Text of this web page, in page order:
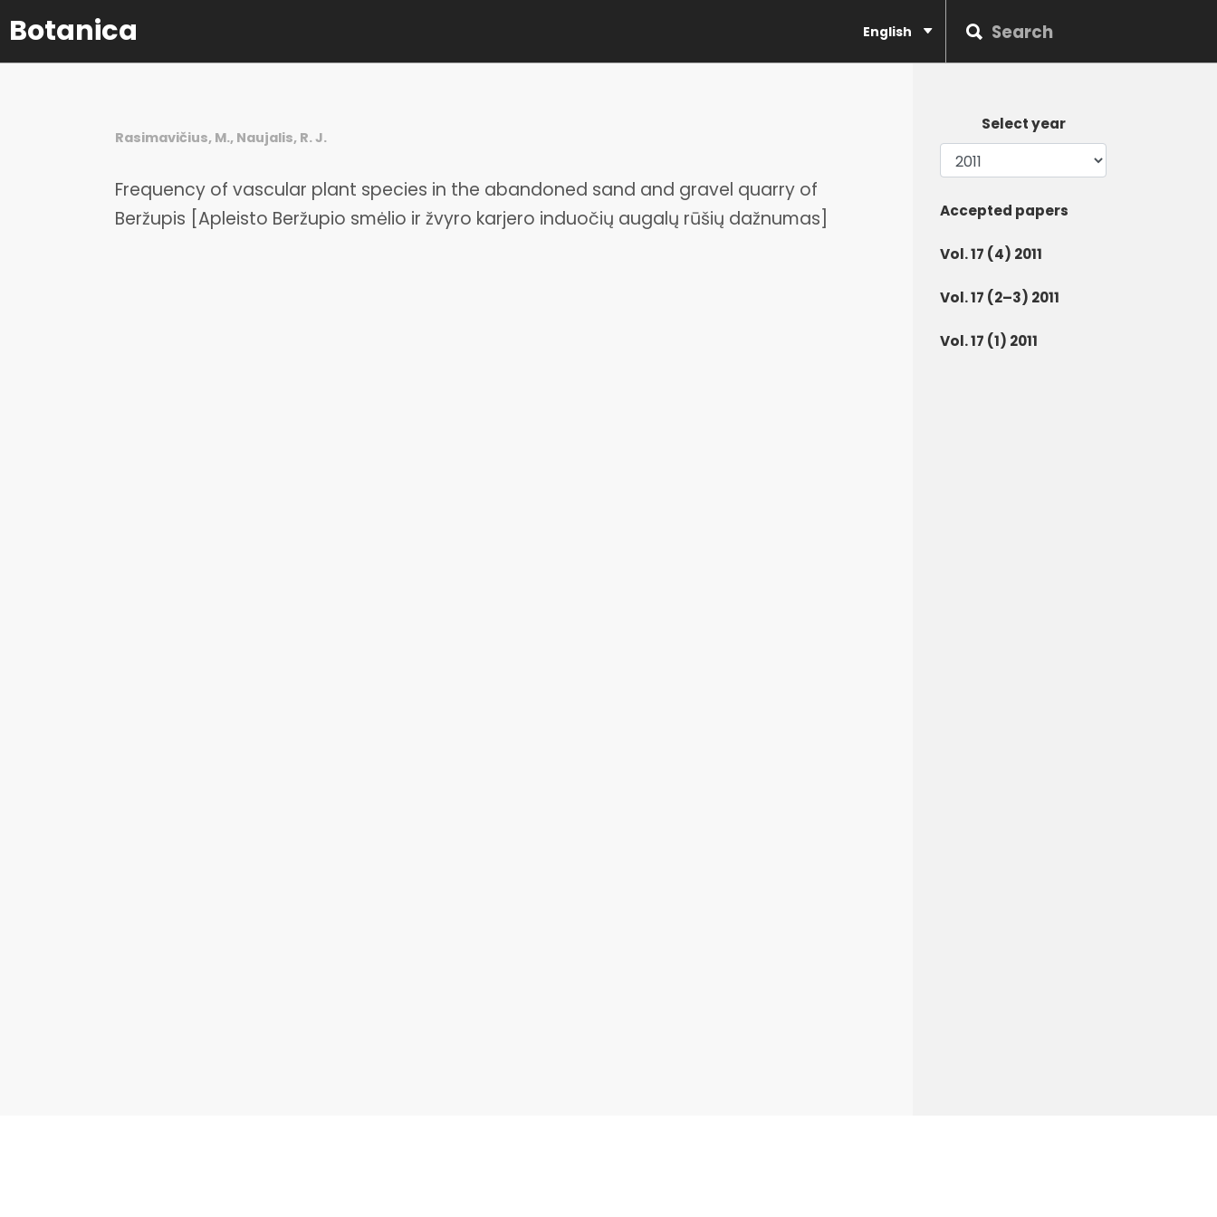
Botanica English
Rasimavičius, M., Naujalis, R. J.
Frequency of vascular plant species in the abandoned sand and gravel quarry of
Beržupis [Apleisto Beržupio smėlio ir žvyro karjero induočių augalų rūšių dažnumas]
Select year
Accepted papers
Vol. 17 (4) 2011
Vol. 17 (2–3) 2011
Vol. 17 (1) 2011